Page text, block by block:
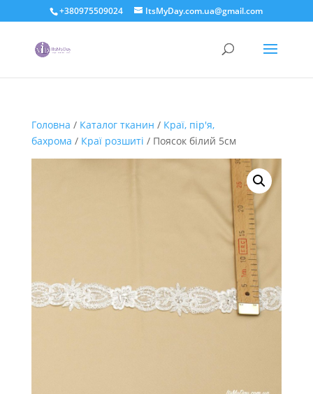
+380975509024 ItsMyDay.com.ua@gmail.com
Головна / Каталог тканин / Краї, пір'я,
бахрома / Краї розшиті / Поясок білий 5см